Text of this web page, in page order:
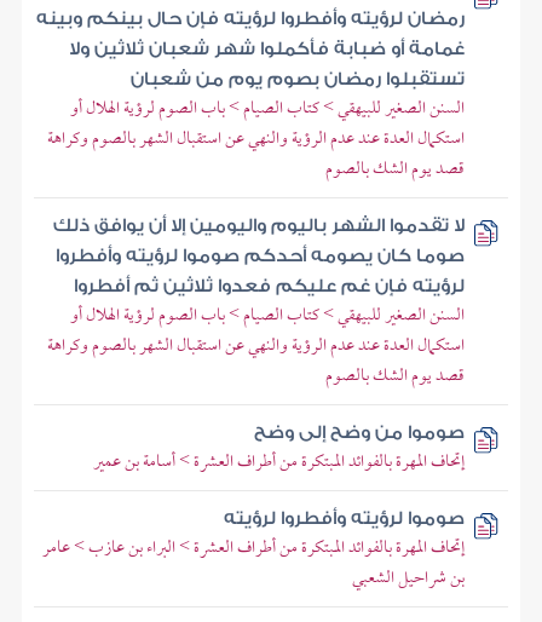
رمضان لرؤيته وأفطروا لرؤيته فإن حال بينكم وبينه
غمامة أو ضبابة فأكملوا شهر شعبان ثلاثين ولا
تستقبلوا رمضان بصوم يوم من شعبان
السنن الصغير للبيهقي > كتاب الصيام > باب الصوم لرؤية الهلال أو
استكمال العدة عند عدم الرؤية والنهي عن استقبال الشهر بالصوم وكراهة
قصد يوم الشك بالصوم
لا تقدموا الشهر باليوم واليومين إلا أن يوافق ذلك
صوما كان يصومه أحدكم صوموا لرؤيته وأفطروا
لرؤيته فإن غم عليكم فعدوا ثلاثين ثم أفطروا
السنن الصغير للبيهقي > كتاب الصيام > باب الصوم لرؤية الهلال أو
استكمال العدة عند عدم الرؤية والنهي عن استقبال الشهر بالصوم وكراهة
قصد يوم الشك بالصوم
صوموا من وضح إلى وضح
إتحاف المهرة بالفوائد المبتكرة من أطراف العشرة > أسامة بن عمير
صوموا لرؤيته وأفطروا لرؤيته
إتحاف المهرة بالفوائد المبتكرة من أطراف العشرة > البراء بن عازب > عامر
بن شراحيل الشعبي